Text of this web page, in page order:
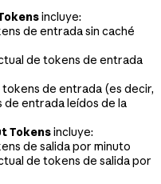
incluye:
de entrada sin caché
de tokens de entrada
de entrada (es decir,
entrada leídos de la
Tokensincluye:
de salida por minuto
de tokens de salida por